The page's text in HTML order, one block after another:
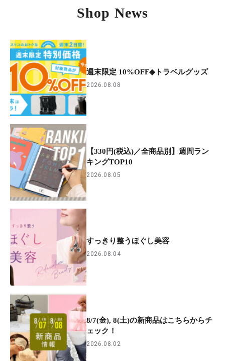
Shop News
週末限定 10%OFF◆トラベルグッズ
2026.08.08
【330円(税込)／全商品別】週間ラン
キングTOP10
2026.08.05
すっきり整うほぐし美容
2026.08.04
8/7(金), 8(土)の新商品はこちらからチ
ェック！
2026.08.02